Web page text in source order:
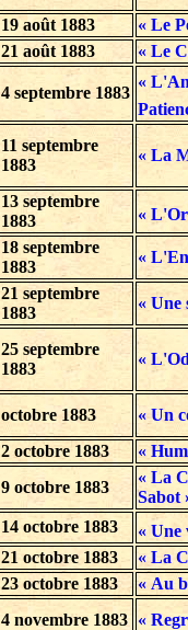
19 août 1883
« Le
21 août 1883
« Le
4 septembre 1883
«
11 septembre
1883
« La
13 septembre
1883
«
18 septembre
1883
«
21 septembre
1883
« Une
25 septembre
1883
«
octobre 1883
« Un
2 octobre 1883
«
9 octobre 1883
« La
Sabot
14 octobre 1883
« Une
21 octobre 1883
« La
23 octobre 1883
« Au
4 novembre 1883
«